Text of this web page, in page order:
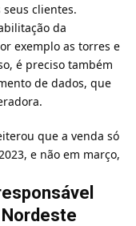
clientes.
da
exemplo as torres e
é preciso também
de dados, que
que a venda só
e não em março,